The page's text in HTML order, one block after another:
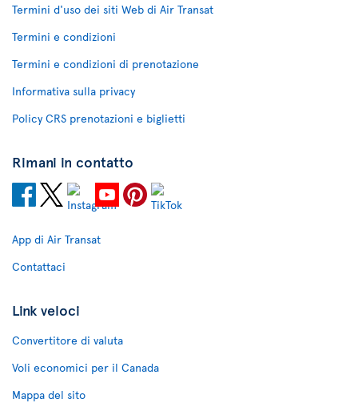
Termini d'uso dei siti Web di Air Transat
Termini e condizioni
Termini e condizioni di prenotazione
Informativa sulla privacy
Policy CRS prenotazioni e biglietti
Rimani in contatto
App di Air Transat
Contattaci
Link veloci
Convertitore di valuta
Voli economici per il Canada
Mappa del sito